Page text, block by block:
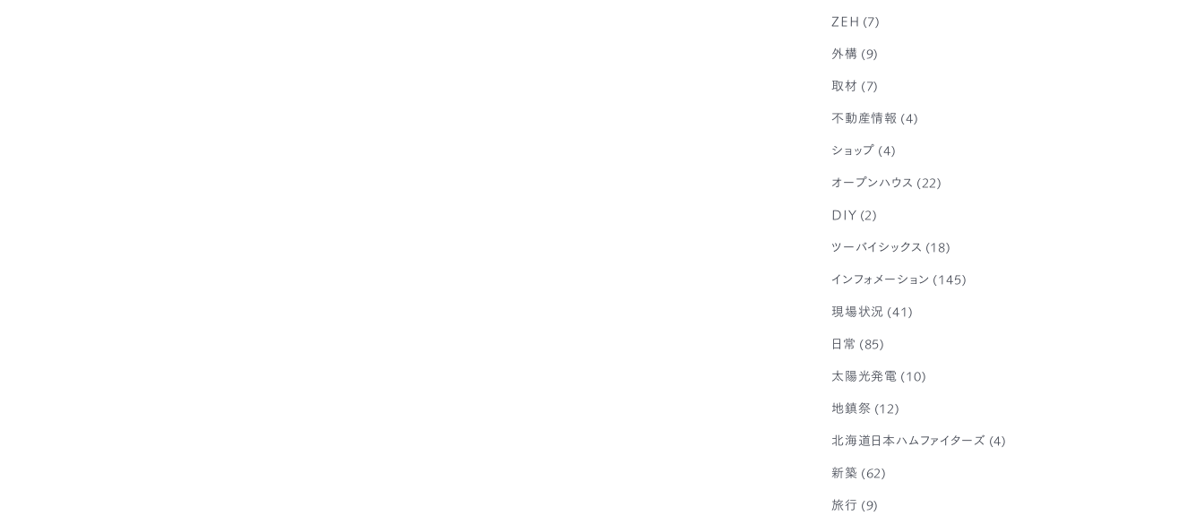
ZEH (7)
外構 (9)
取材 (7)
不動産情報 (4)
ショップ (4)
オープンハウス (22)
DIY (2)
ツーバイシックス (18)
インフォメーション (145)
現場状況 (41)
日常 (85)
太陽光発電 (10)
地鎮祭 (12)
北海道日本ハムファイターズ (4)
新築 (62)
旅行 (9)